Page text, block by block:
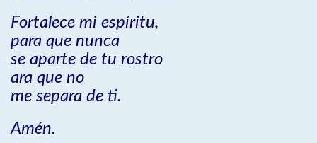
Fortalece mi espíritu,
para que nunca
se aparte de tu rostro
ara que no
me separa de ti.
Amén.